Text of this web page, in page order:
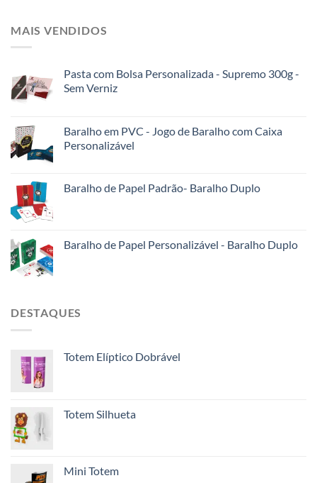
MAIS VENDIDOS
Pasta com Bolsa Personalizada - Supremo 300g -
Sem Verniz
Baralho em PVC - Jogo de Baralho com Caixa
Personalizável
Baralho de Papel Padrão- Baralho Duplo
Baralho de Papel Personalizável - Baralho Duplo
DESTAQUES
Totem Elíptico Dobrável
Totem Silhueta
Mini Totem